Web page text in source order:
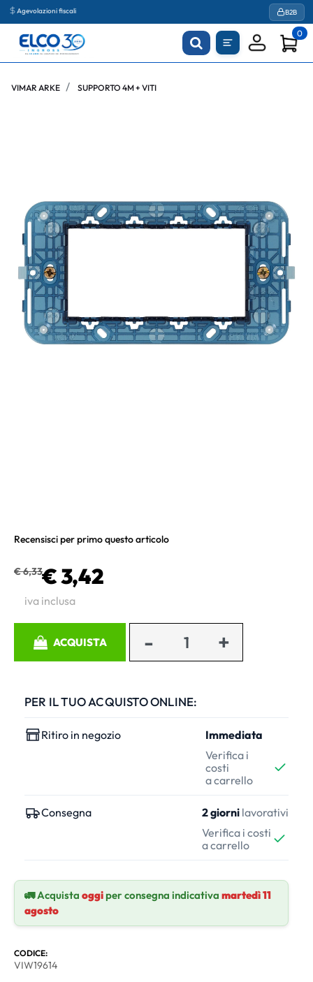
Agevolazioni fiscali B2B
0
VIMAR ARKE SUPPORTO 4M + VITI
Recensisci per primo questo articolo
€ 6,33€ 3,42
iva inclusa
ACQUISTA
PER IL TUO ACQUISTO ONLINE:
Ritiro in negozio
Immediata
Verifica i
costi
a carrello
Consegna 2 giorni lavorativi
Verifica i costi
a carrello
🚛 Acquista oggiper consegna indicativa martedì 11
agosto
CODICE:
VIW19614